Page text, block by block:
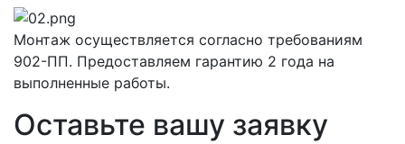
Монтаж осуществляется согласно требованиям
902-ПП. Предоставляем гарантию 2 года на
выполненные работы.
Оставьте вашу заявку